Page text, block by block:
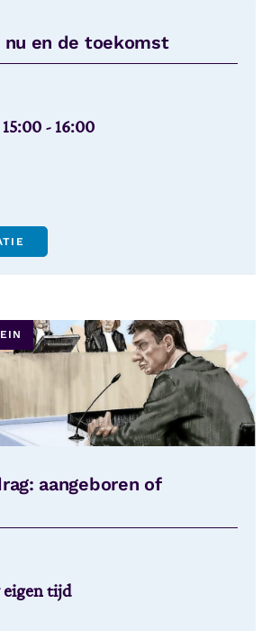
nu en de toekomst
- 16:00
aangeboren of
tijd